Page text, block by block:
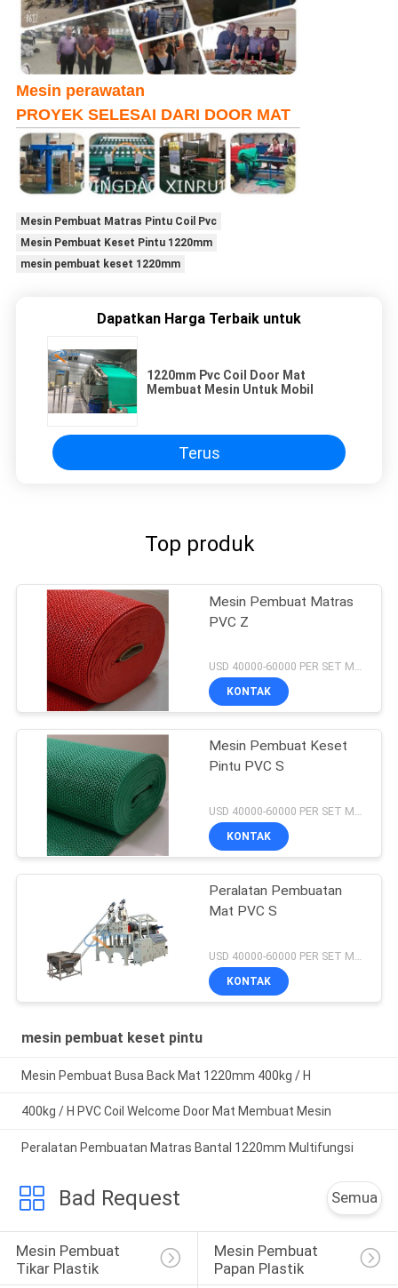
Mesin perawatan
PROYEK SELESAI DARI DOOR MAT
Mesin Pembuat Matras Pintu Coil Pvc
Mesin Pembuat Keset Pintu 1220mm
mesin pembuat keset 1220mm
Dapatkan Harga Terbaik untuk
1220mm Pvc Coil Door Mat
Membuat Mesin Untuk Mobil
Terus
Top produk
Mesin Pembuat Matras
PVC Z
USD 40000-60000 PER SET MOQ:1 set
KONTAK
Mesin Pembuat Keset
Pintu PVC S
KONTAK
Peralatan Pembuatan
Mat PVC S
KONTAK
mesin pembuat keset pintu
Mesin Pembuat Busa Back Mat 1220mm 400kg / H
400kg / H PVC Coil Welcome Door Mat Membuat Mesin
Peralatan Pembuatan Matras Bantal 1220mm Multifungsi
Bad Request Semua
Mesin Pembuat
Tikar Plastik
Mesin Pembuat
Papan Plastik